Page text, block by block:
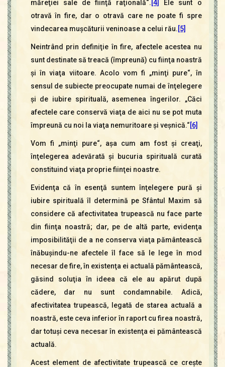
măreţiei sale de fiinţă raţională“. [4]
Ele sunt o
otravă în fire, dar o otravă care ne poate fi spre
vindecarea muşcăturii veninoase a celui rău.[5]
Neintrând prin definiţie în fire, afectele acestea nu
sunt destinate să treacă (împreună) cu fiinţa noastră
şi în viaţa viitoare. Acolo vom fi „minţi pure“, în
sensul de subiecte preocupate numai de înţelegere
şi de iubire spirituală, asemenea îngerilor. „Căci
afectele care conservă viaţa de aici nu se pot muta
împreună cu noi la viaţa nemuritoare şi veşnică.“[6]
Vom fi „minţi pure“, aşa cum am fost şi creaţi,
înţelegerea adevărată şi bucuria spirituală curată
constituind viaţa proprie fiinţei noastre.
Evidenţa că în esenţă suntem înţelegere pură şi
iubire spirituală îl determină pe Sfântul Maxim să
considere că afectivitatea trupească nu face parte
din fiinţa noastră; dar, pe de altă parte, evidenţa
imposibilităţii de a ne conserva viaţa pământească
înăbuşindu-ne afectele îl face să le lege în mod
necesar de fire, în existenţa ei actuală pământească,
găsind soluţia în ideea că ele au apărut după
cădere, dar nu sunt condamnabile. Adică,
afectivitatea trupească, legată de starea actuală a
noastră, este ceva inferior în raport cu firea noastră,
dar totuşi ceva necesar în existenţa ei pământească
actuală.
Acest element de afectivitate trupească ce creşte